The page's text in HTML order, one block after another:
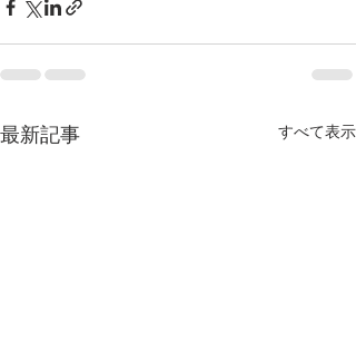
最新記事 すべて表示